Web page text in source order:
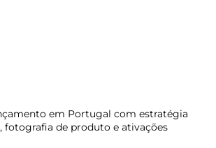
em Portugal com estratégia
fotografia de produto e ativações